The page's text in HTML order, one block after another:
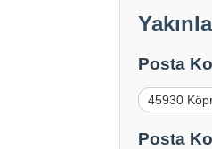
Posta
45930
Posta